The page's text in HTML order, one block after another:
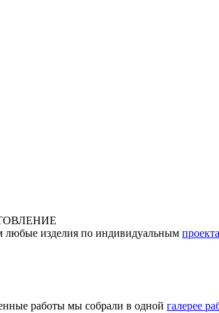
любые изделия по индивидуальным
работы мы собрали в одной галерее